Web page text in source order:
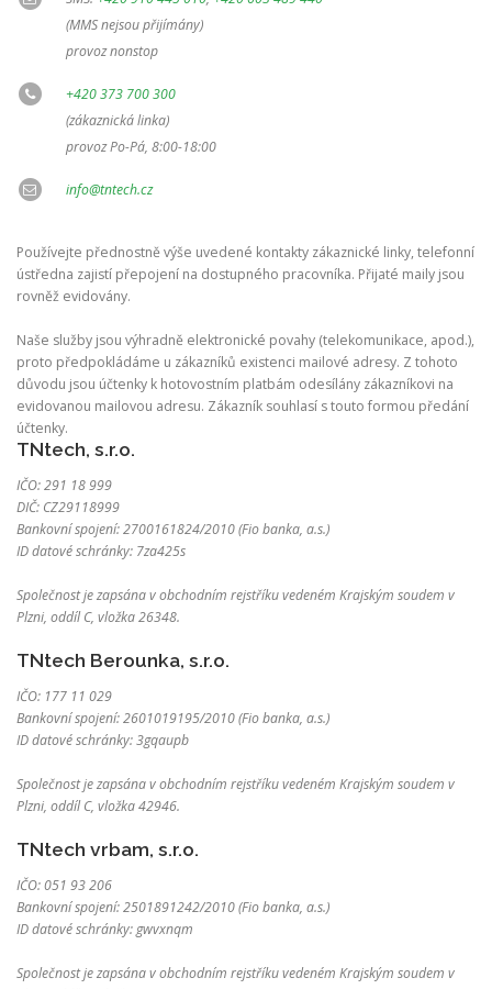
(MMS nejsou přijímány)
provoz nonstop
+420 373 700 300
(zákaznická linka)
provoz Po-Pá, 8:00-18:00
info@tntech.cz
Používejte přednostně výše uvedené kontakty zákaznické linky, telefonní
ústředna zajistí přepojení na dostupného pracovníka. Přijaté maily jsou
rovněž evidovány.
Naše služby jsou výhradně elektronické povahy (telekomunikace, apod.),
proto předpokládáme u zákazníků existenci mailové adresy. Z tohoto
důvodu jsou účtenky k hotovostním platbám odesílány zákazníkovi na
evidovanou mailovou adresu. Zákazník souhlasí s touto formou předání
účtenky.
TNtech, s.r.o.
IČO: 291 18 999
DIČ: CZ29118999
Bankovní spojení: 2700161824/2010 (Fio banka, a.s.)
ID datové schránky: 7za425s
Společnost je zapsána v obchodním rejstříku vedeném Krajským soudem v
Plzni, oddíl C, vložka 26348.
TNtech Berounka, s.r.o.
IČO: 177 11 029
Bankovní spojení: 2601019195/2010 (Fio banka, a.s.)
ID datové schránky: 3gqaupb
Společnost je zapsána v obchodním rejstříku vedeném Krajským soudem v
Plzni, oddíl C, vložka 42946.
TNtech vrbam, s.r.o.
IČO: 051 93 206
Bankovní spojení: 2501891242/2010 (Fio banka, a.s.)
ID datové schránky: gwvxnqm
Společnost je zapsána v obchodním rejstříku vedeném Krajským soudem v